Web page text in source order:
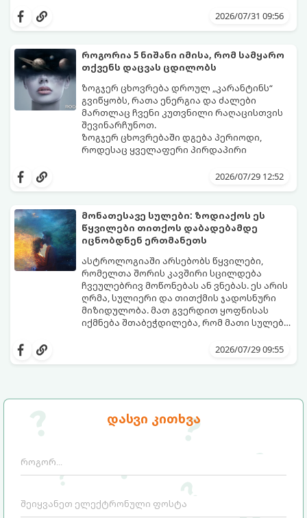
დასვი კითხვა
ზოდიაქოს 4 ნიშანს ფინანსური წარმატების
შორის, ვისაც აგვისტოში ფინანსური
2026/07/31 09:56
როგორია 5 ნიშანი იმისა, რომ სამყარო
თქვენს დაცვას ცდილობს
ზოგჯერ ცხოვრება დროულ „კარანტინს“
გვიწყობს, რათა ენერგია და ძალები
მართლაც ჩვენი კუთვნილი რაღაცისთვის
შევინარჩუნოთ.
ზოგჯერ ცხოვრებაში დგება პერიოდი,
როდესაც ყველაფერი პირდაპირი
იშლება მნიშვნელოვანი გარიგებები,
ახლობლებად ვთვლიდით, უეცრად მიდიან.
ასეთ მომენტებში ადვილია
სასოწარკვეთილებაში ჩავარდნა. თუმცა
ეზოთერიკასა და ფსიქოლოგიაში ეს
ფენომენი ხშირად სხვანაირად
განიხილება: როგორც სამყაროს (ან ჩვენი
არაცნობიერის) ფარული დამცავი
მექანიზმების მუშაობა, რომელთაც
რეალური, მაგრამ ჯერ კიდევ უხილავი
საფრთხისგან შორს მივყავართ.
აი, 5 აშკარა ნიშანი იმისა, რომ
მომხდარი მარცხი სასჯელი კი არა,
თქვენი დაცვისკენ მიმართული
სამყაროს მცდელობაა:
2026/07/29 12:52
მონათესავე სულები: ზოდიაქოს ეს
წყვილები თითქოს დაბადებამდე
იცნობდნენ ერთმანეთს
ასტროლოგიაში არსებობს წყვილები,
რომელთა შორის კავშირი სცილდება
ჩვეულებრივ მოწონებას ან ვნებას. ეს არის
ღრმა, სულიერი და თითქმის ჯადოსნური
მიზიდულობა. მათ გვერდით ყოფნისას
იქმნება შთაბეჭდილება, რომ მათი სულები
იდეალურ წყვილებს, რომლებიც
2026/07/29 09:55